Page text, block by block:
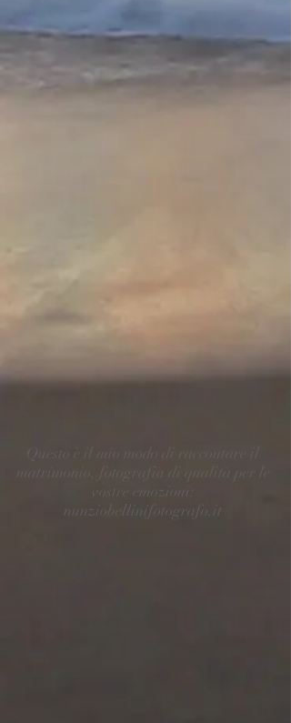
Questo è il mio modo di raccontare il
matrimonio, fotografia di qualità per le
vostre emozioni:
nunziobellinifotografo.it